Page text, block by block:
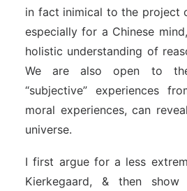
in fact inimical to the project
especially for a Chinese
holistic understanding of
We are also open to
“subjective” experiences
moral experiences, can
universe.
I first argue for a less
Kierkegaard, & then